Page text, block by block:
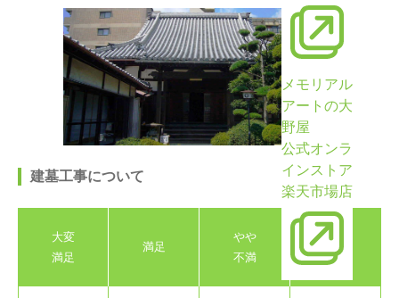
メモリアル
アートの大
野屋
公式オンラ
インストア
楽天市場店
建墓工事について
大変
満足
満足
やや
不満
不満